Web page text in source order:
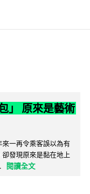
」 原來是藝術
一再令乘客誤以為有
發現原來是黏在地上
閱讀全文